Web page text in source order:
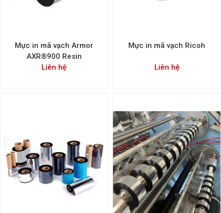
Mực in mã vạch Armor
AXR®900 Resin
Liên hệ
Mực in mã vạch Ricoh
Liên hệ